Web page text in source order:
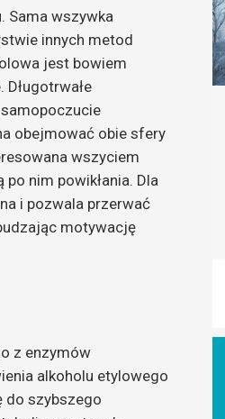
Sama wszywka
innych metod
jest bowiem
obejmować obie sfery
wszyciem
nim powikłania. Dla
i pozwala przerwać
motywację
z enzymów
alkoholu etylowego
do szybszego